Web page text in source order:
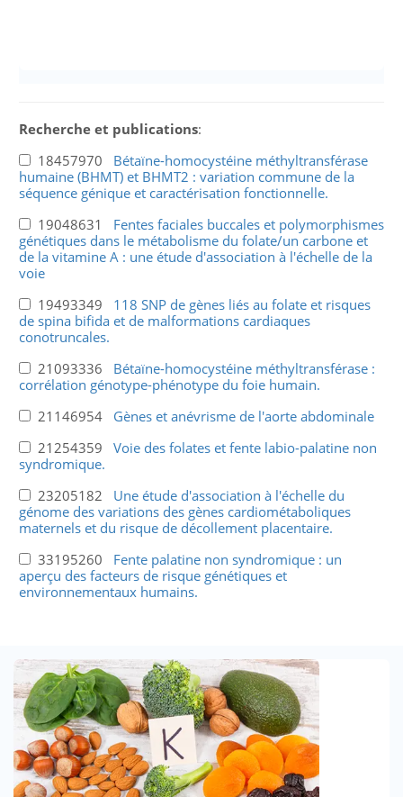
Recherche et publications:
18457970 Bétaïne-homocystéine méthyltransférase
humaine (BHMT) et BHMT2 : variation commune de la
séquence génique et caractérisation fonctionnelle.
19048631 Fentes faciales buccales et polymorphismes
génétiques dans le métabolisme du folate/un carbone et
de la vitamine A : une étude d'association à l'échelle de la
voie
19493349 118 SNP de gènes liés au folate et risques
de spina bifida et de malformations cardiaques
conotruncales.
21093336 Bétaïne-homocystéine méthyltransférase :
corrélation génotype-phénotype du foie humain.
21146954 Gènes et anévrisme de l'aorte abdominale
21254359 Voie des folates et fente labio-palatine non
syndromique.
23205182 Une étude d'association à l'échelle du
génome des variations des gènes cardiométaboliques
maternels et du risque de décollement placentaire.
33195260 Fente palatine non syndromique : un
aperçu des facteurs de risque génétiques et
environnementaux humains.